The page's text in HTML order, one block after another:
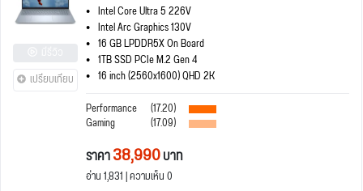
เปรียบเทียบ
Intel Core Ultra 5 226V
Intel Arc Graphics 130V
16 GB LPDDR5X On Board
1TB SSD PCIe M.2 Gen 4
16 inch (2560x1600) QHD 2K
Performance
(17.20)
Gaming (17.09)
ราคา38,990บาท
อ่าน 1,831 | ความเห็น 0